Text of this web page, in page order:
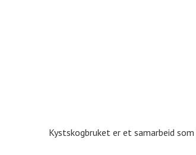
Kystskogbruket er et samarbeid